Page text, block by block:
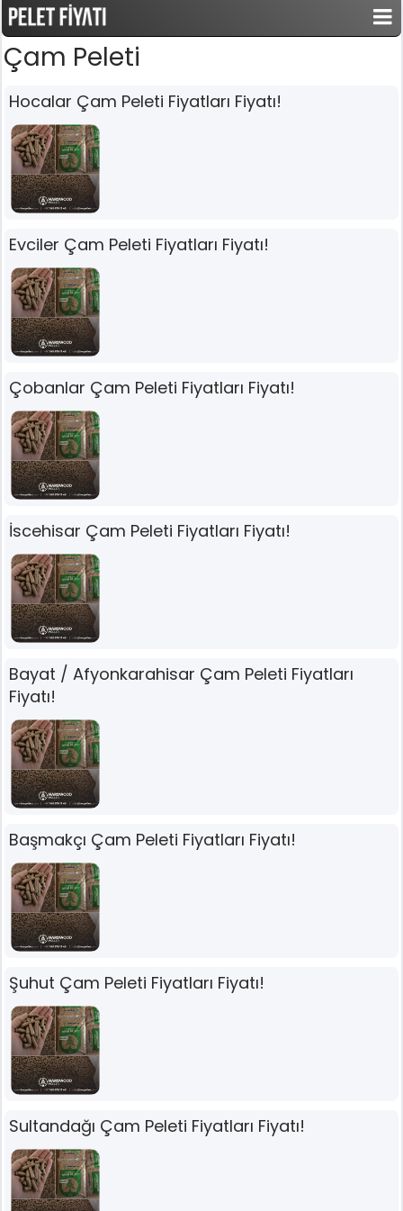
Çam Peleti
Hocalar Çam Peleti Fiyatları Fiyatı!
Evciler Çam Peleti Fiyatları Fiyatı!
Çobanlar Çam Peleti Fiyatları Fiyatı!
İscehisar Çam Peleti Fiyatları Fiyatı!
Bayat / Afyonkarahisar Çam Peleti Fiyatları
Fiyatı!
Başmakçı Çam Peleti Fiyatları Fiyatı!
Şuhut Çam Peleti Fiyatları Fiyatı!
Sultandağı Çam Peleti Fiyatları Fiyatı!